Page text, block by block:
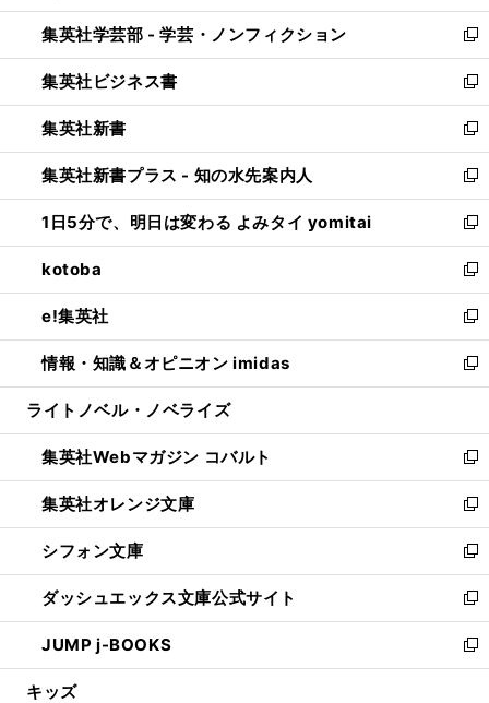
開
く
ウ
で
開
く
ン
ド
ウ
で
開
く
ウ
ィ
ン
ド
ウ
で
開
く
集英社学芸部 - 学芸・ノンフィクション
新
し
い
ウ
ィ
ン
ド
ウ
で
開
く
集英社ビジネス書
新
し
い
ウ
ィ
ン
ド
ウ
で
開
く
集英社新書
新
し
い
ウ
ィ
ン
ド
ウ
で
開
く
集英社新書プラス - 知の水先案内人
新
し
い
ウ
ィ
ン
ド
ウ
で
開
1日5分で、明日は変わる よみタイ yomitai
新
し
い
ウ
ィ
ン
ド
ウ
開
く
kotoba
新
し
い
ウ
ィ
ン
ウ
で
開
く
e!集英社
新
し
い
ウ
ン
ド
ウ
で
開
く
情報・知識＆オピニオン imidas
新
し
ウ
ィ
ン
ド
ウ
で
開
く
ライトノベル・ノベライズ
集英社Webマガジン コバルト
新
し
い
ウ
ィ
ン
ド
ウ
で
開
集英社オレンジ文庫
新
し
い
ウ
ィ
ン
ド
ウ
シフォン文庫
新
し
い
ウ
ィ
ン
ダッシュエックス文庫公式サイト
新
し
い
ウ
JUMP j-BOOKS
新
し
キッズ